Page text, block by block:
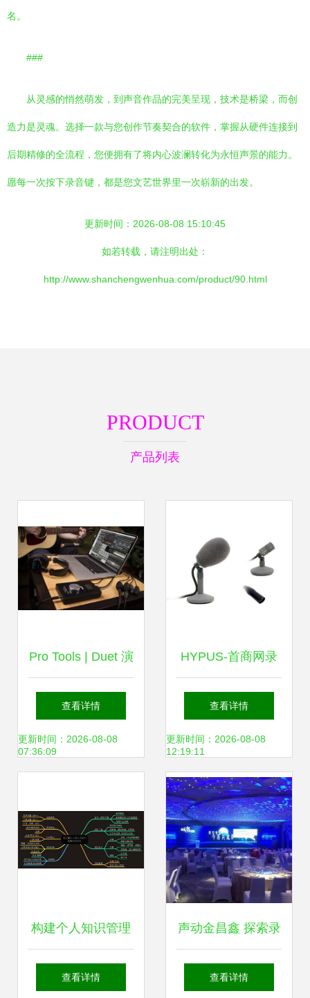
名。
###
从灵感的悄然萌发，到声音作品的完美呈现，技术是桥梁，而创
造力是灵魂。选择一款与您创作节奏契合的软件，掌握从硬件连接到
后期精修的全流程，您便拥有了将内心波澜转化为永恒声景的能力。
愿每一次按下录音键，都是您文艺世界里一次崭新的出发。
更新时间：2026-08-08 15:10:45
如若转载，请注明出处：
http://www.shanchengwenhua.com/product/90.html
PRODUCT
产品列表
Pro Tools | Duet 演
奏的文艺密码 行于
万音之海的诗篇
查看详情
更新时间：2026-08-08
07:36:09
HYPUS-首商网录
音制作全攻略 从文
稿到成品的高效流
程
查看详情
更新时间：2026-08-08
12:19:11
构建个人知识管理
体系的科技树与技
查看详情
声动金昌鑫 探索录
音科技与文艺重塑
查看详情